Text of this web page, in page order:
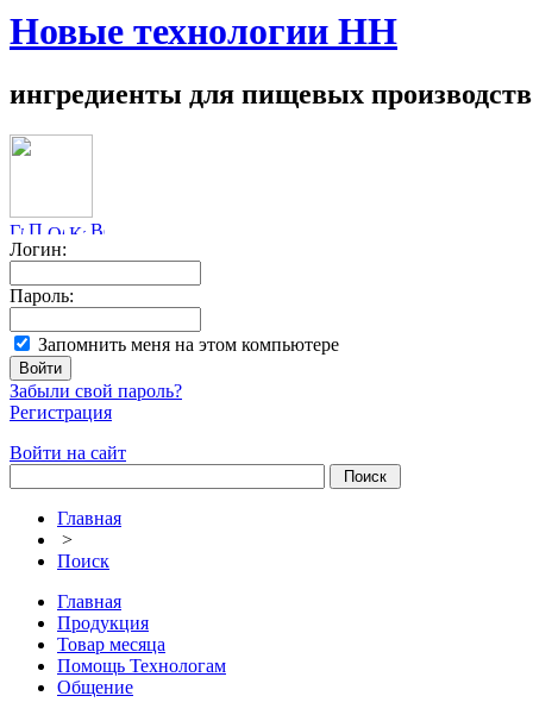
Новые технологии НН
ингредиенты для пищевых производств
Логин:
Пароль:
Запомнить меня на этом компьютере
Забыли свой пароль?
Регистрация
Войти на сайт
Главная
>
Поиск
Главная
Продукция
Товар месяца
Помощь Технологам
Общение